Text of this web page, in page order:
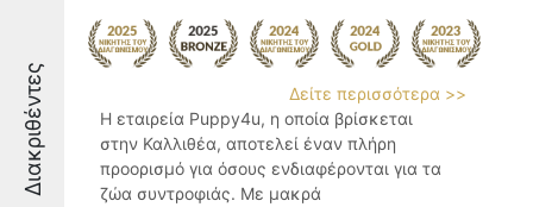
Διακριθέντες
Δείτε περισσότερα >>
Η εταιρεία Puppy4u, η οποία βρίσκεται
στην Καλλιθέα, αποτελεί έναν πλήρη
προορισμό για όσους ενδιαφέρονται για τα
ζώα συντροφιάς. Με μακρά